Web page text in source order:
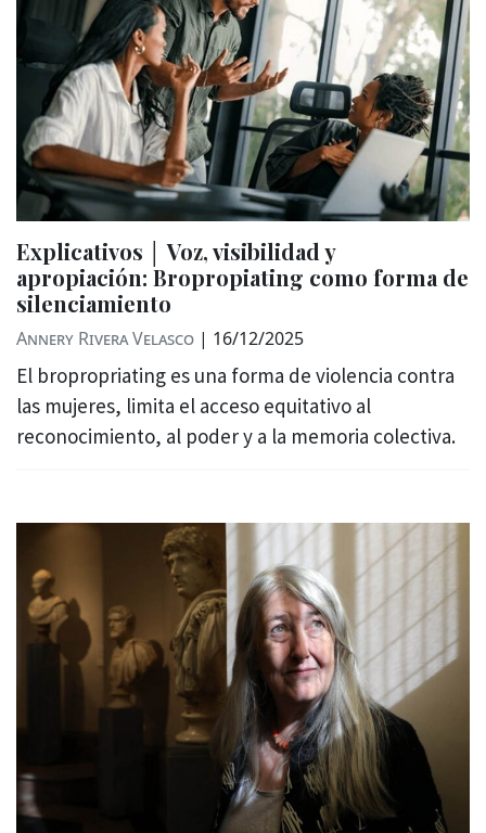
Explicativos │ Voz, visibilidad y
apropiación: Bropropiating como forma de
silenciamiento
Annery Rivera Velasco | 16/12/2025
El bropropriating es una forma de violencia contra
las mujeres, limita el acceso equitativo al
reconocimiento, al poder y a la memoria colectiva.